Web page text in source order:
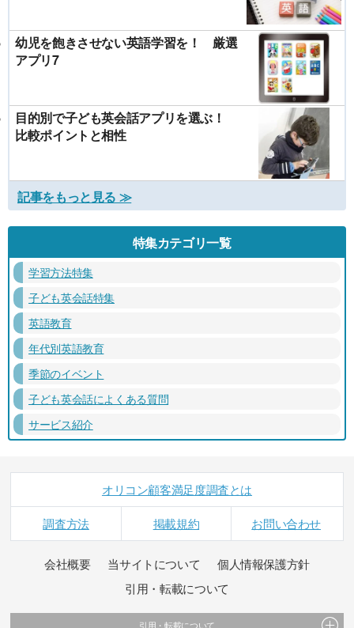
幼児を飽きさせない英語学習を！ 厳選
アプリ7
目的別で子ども英会話アプリを選ぶ！
比較ポイントと相性
記事をもっと見る ≫
特集カテゴリ一覧
学習方法特集
子ども英会話特集
英語教育
年代別英語教育
季節のイベント
子ども英会話によくある質問
サービス紹介
オリコン顧客満足度調査とは
調査方法 掲載規約 お問い合わせ
会社概要 当サイトについて
個人情報保護方針
引用・転載について
引用・転載について